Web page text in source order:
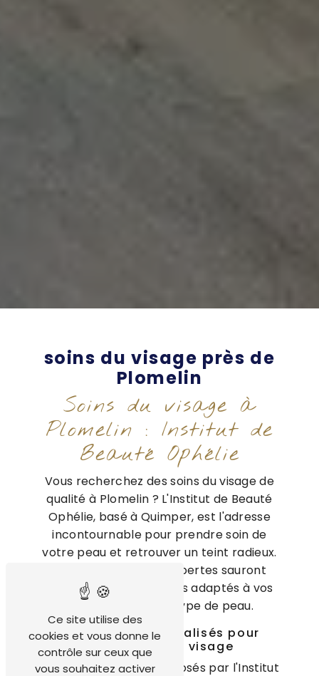
soins du visage près de
Plomelin
Soins du visage à
Plomelin : Institut de
Beauté Ophélie
Vous recherchez des soins du visage de
qualité à Plomelin ? L'Institut de Beauté
Ophélie, basé à Quimper, est l'adresse
incontournable pour prendre soin de
votre peau et retrouver un teint radieux.
Nos esthéticiennes expertes sauront
vous prodiguer des soins adaptés à vos
besoins et à votre type de peau.
Des soins personnalisés pour
sublimer votre visage
Les soins du visage proposés par l'Institut
Ce site utilise des
cookies et vous donne le
contrôle sur ceux que
vous souhaitez activer